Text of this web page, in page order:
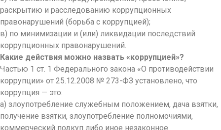
раскрытию и расследованию коррупционных
правонарушений (борьба с коррупцией);
в) по минимизации и (или) ликвидации последствий
коррупционных правонарушений.
Какие действия можно назвать «коррупцией»?
Частью 1 ст. 1 Федерального закона «О противодействии
коррупции» от 25.12.2008 № 273-ФЗ установлено, что
коррупция — это:
а) злоупотребление служебным положением, дача взятки,
получение взятки, злоупотребление полномочиями,
коммерческий подкуп либо иное незаконное